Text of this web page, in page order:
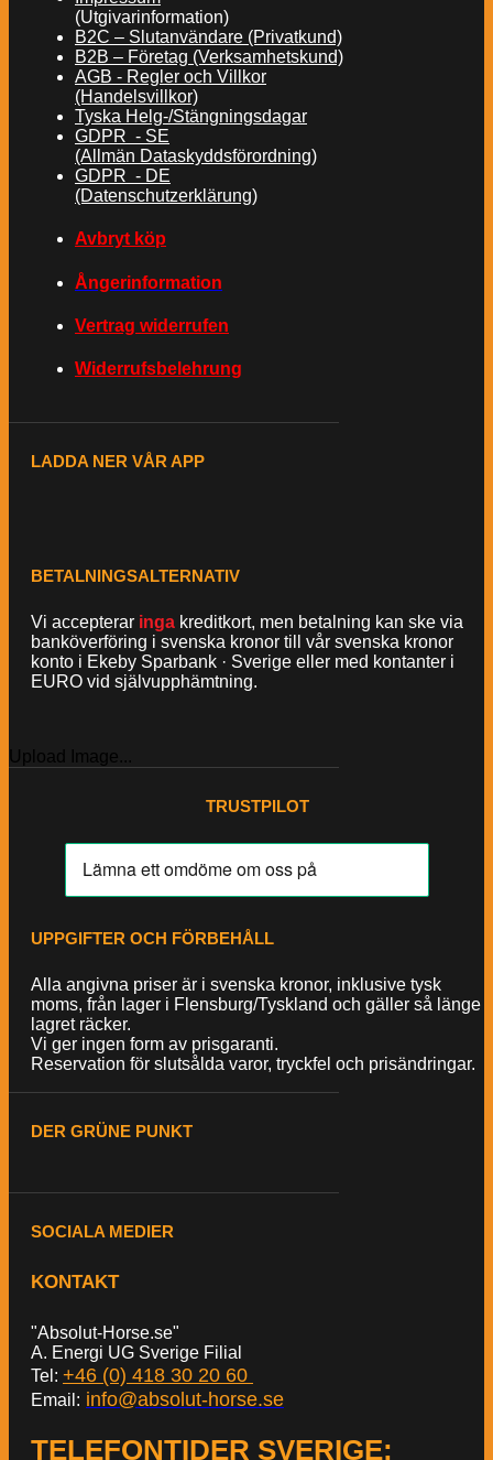
(Utgivarinformation)
B2C – Slutanvändare (Privatkund)
B2B – Företag (Verksamhetskund)
AGB - Regler och Villkor
(Handelsvillkor)
Tyska Helg-/Stängningsdagar
GDPR - SE
(Allmän Dataskyddsförordning)
GDPR - DE
(Datenschutzerklärung)
Avbryt köp
Ångerinformation
Vertrag widerrufen
Widerrufsbelehrung
LADDA NER VÅR APP
BETALNINGSALTERNATIV
Vi accepterar inga kreditkort, men betalning kan ske via
banköverföring i svenska kronor till vår svenska kronor
konto i Ekeby Sparbank · Sverige eller med kontanter i
EURO vid självupphämtning.
Upload Image...
TRUSTPILOT
UPPGIFTER OCH FÖRBEHÅLL
Alla angivna priser är i svenska kronor, inklusive tysk
moms, från lager i Flensburg/Tyskland och gäller så länge
lagret räcker.
Vi ger ingen form av prisgaranti.
Reservation för slutsålda varor, tryckfel och prisändringar.
DER GRÜNE PUNKT
SOCIALA MEDIER
KONTAKT
"Absolut-Horse.se"
A. Energi UG Sverige Filial
Tel: +46 (0) 418 30 20 60
Email: info@absolut-horse.se
TELEFONTIDER SVERIGE: